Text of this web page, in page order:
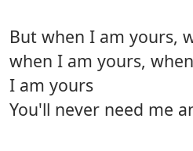
But when I am yours,
when I am yours,
I am yours
You'll never need me